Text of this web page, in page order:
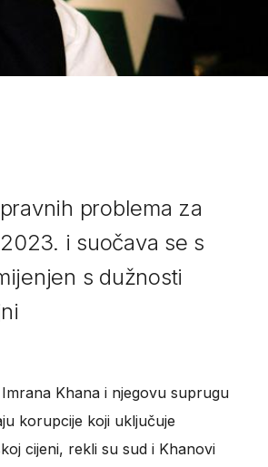
problema za
i suočava se s
s dužnosti
Khana i njegovu suprugu
korupcije koji uključuje
cijeni, rekli su sud i Khanovi